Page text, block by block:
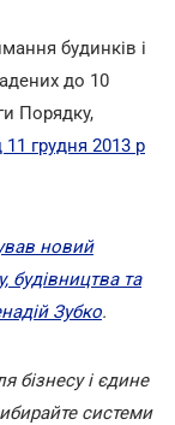
будинків і
до 10
Порядку,
грудня 2013 р
новий
будівництва та
Зубко.
бізнесу і єдине
системи